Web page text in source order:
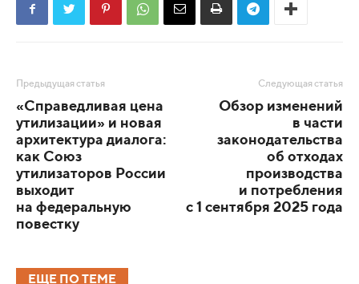
Предыдущая статья
«Справедливая цена
утилизации» и новая
архитектура диалога:
как Союз
утилизаторов России
выходит
на федеральную
повестку
Следующая статья
Обзор изменений
в части
законодательства
об отходах
производства
и потребления
с 1 сентября 2025 года
ЕЩЕ ПО ТЕМЕ